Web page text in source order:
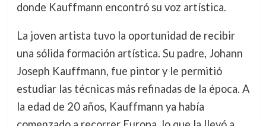
donde Kauffmann encontró su voz artística.
La joven artista tuvo la oportunidad de recibir
una sólida formación artística. Su padre, Johann
Joseph Kauffmann, fue pintor y le permitió
estudiar las técnicas más refinadas de la época. A
la edad de 20 años, Kauffmann ya había